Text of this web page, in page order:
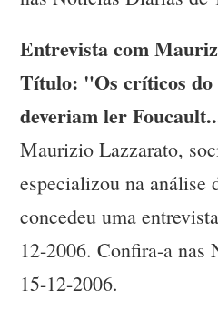
Entrevista com
Título: "Os críticos do
deveriam ler
Maurizio Lazzarato,
especializou na análise
concedeu uma
12-2006. Confira-a nas
15-12-2006.